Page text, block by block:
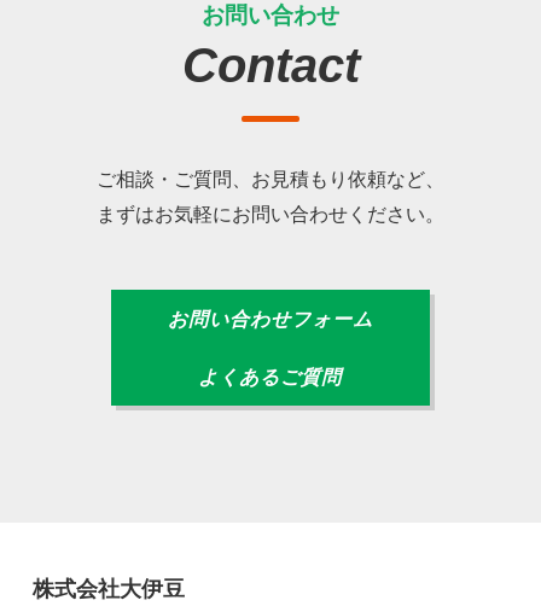
お問い合わせ
Contact
ご相談・ご質問、お見積もり依頼など、
まずはお気軽にお問い合わせください。
お問い合わせフォーム
よくあるご質問
株式会社大伊豆